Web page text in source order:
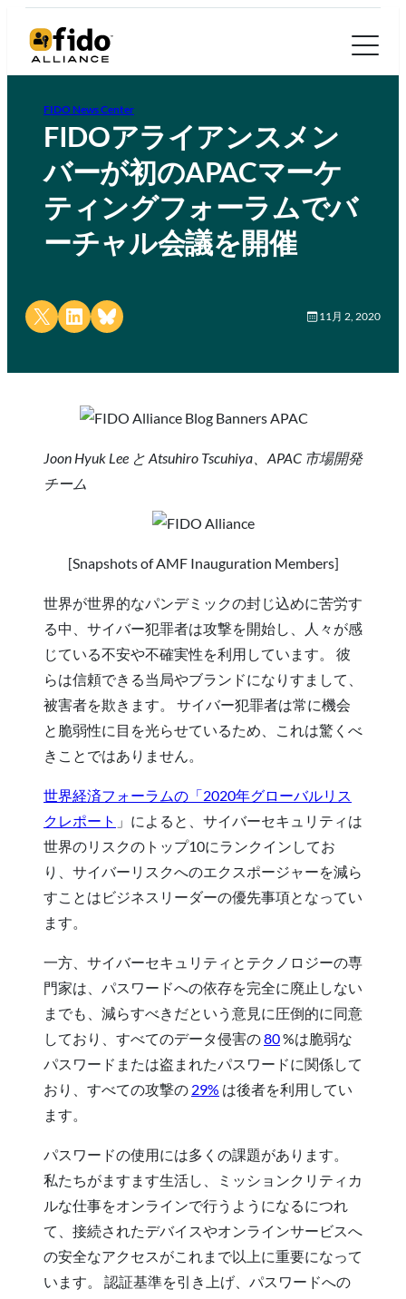
FIDO News Center
FIDOアライアンスメン
バーが初のAPACマーケ
ティングフォーラムでバ
ーチャル会議を開催
Share on X Share on LinkedIn
Share on Bluesky 11月 2, 2020
Joon Hyuk Lee と Atsuhiro Tscuhiya、APAC 市場開発
チーム
[Snapshots of AMF Inauguration Members]
世界が世界的なパンデミックの封じ込めに苦労す
る中、サイバー犯罪者は攻撃を開始し、人々が感
じている不安や不確実性を利用しています。 彼
らは信頼できる当局やブランドになりすまして、
被害者を欺きます。 サイバー犯罪者は常に機会
と脆弱性に目を光らせているため、これは驚くべ
きことではありません。
世界経済フォーラムの「2020年グローバルリス
クレポート 」によると、サイバーセキュリティは
世界のリスクのトップ10にランクインしてお
り、サイバーリスクへのエクスポージャーを減ら
すことはビジネスリーダーの優先事項となってい
ます。
一方、サイバーセキュリティとテクノロジーの専
門家は、パスワードへの依存を完全に廃止しない
までも、減らすべきだという意見に圧倒的に同意
しており、すべてのデータ侵害の80%は脆弱な
パスワードまたは盗まれたパスワードに関係して
おり、すべての攻撃の 29% は後者を利用してい
ます。
パスワードの使用には多くの課題があります。
私たちがますます生活し、ミッションクリティカ
ルな仕事をオンラインで行うようになるにつれ
て、接続されたデバイスやオンラインサービスへ
の安全なアクセスがこれまで以上に重要になって
います。 認証基準を引き上げ、パスワードへの